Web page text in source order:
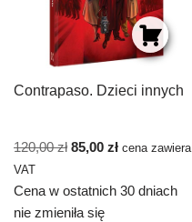
Contrapaso. Dzieci innych
120,00zł 85,00 zł cena zawiera
VAT
Cena w ostatnich 30 dniach
nie zmieniła się